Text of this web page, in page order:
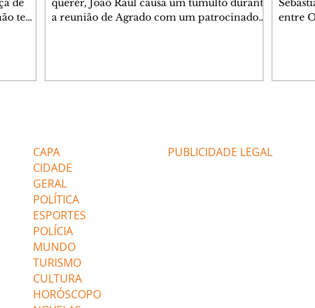
de
tem
de
querer, João Raul causa um tumulto durante
a reunião de Agrado com um patrocinador.
termina o relacionamento dos dois.
entre
CAPA
CIDADE
GERAL
POLÍTICA
ESPORTES
POLÍCIA
MUNDO
TURISMO
CULTURA
HORÓSCOPO
PUBLICIDADE LEGAL